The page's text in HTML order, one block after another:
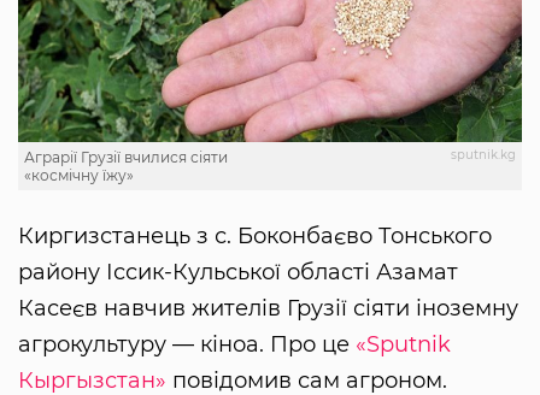
sputnik.kg
Аграрії Грузії вчилися сіяти
«космічну їжу»
Киргизстанець з с. Боконбаєво Тонського
району Іссик-Кульської області Азамат
Касеєв навчив жителів Грузії сіяти іноземну
агрокультуру — кіноа. Про це «Sputnik
Кыргызстан» повідомив сам агроном.